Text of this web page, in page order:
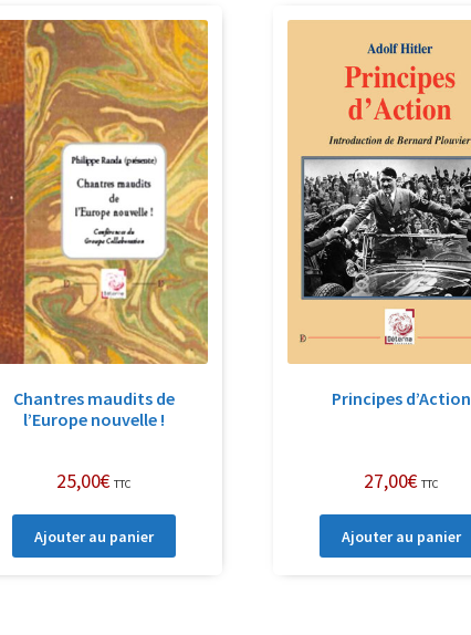
Chantres maudits de
l’Europe nouvelle !
25,00€ TTC
Ajouter au panier
Principes d’Action
27,00€ TTC
Ajouter au panier